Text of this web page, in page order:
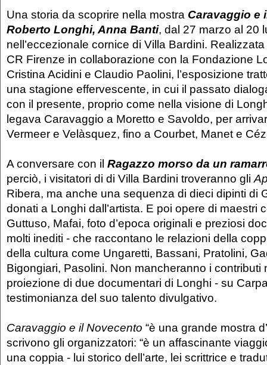
Una storia da scoprire nella mostra Caravaggio e
Roberto Longhi, Anna Banti, dal 27 marzo al 20
nell’eccezionale cornice di Villa Bardini.
CR Firenze in collaborazione con la Fondazione
Cristina Acidini e Claudio Paolini, l’esposizione
una stagione effervescente, in cui il passato
con il presente, proprio come nella visione di
legava Caravaggio a Moretto e Savoldo, per
Vermeer e Velàsquez, fino a Courbet, Manet e
A conversare con il Ragazzo morso da un
perciò, i visitatori di di Villa Bardini troveranno gli
Ribera, ma anche una sequenza di dieci dipinti di
donati a Longhi dall’artista. E poi opere di maestri
Guttuso, Mafai, foto d’epoca originali e preziosi
molti inediti - che raccontano le relazioni della
della cultura come Ungaretti, Bassani, Pratolini,
Bigongiari, Pasolini. Non mancheranno i contributi
proiezione di due documentari di Longhi - su
testimonianza del suo talento divulgativo.
Caravaggio e il Novecento “è una grande mostra
scrivono gli organizzatori: “è un affascinante
una coppia - lui storico dell’arte, lei scrittrice e